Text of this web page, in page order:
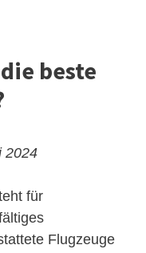
beste
2024
für
Flugzeuge